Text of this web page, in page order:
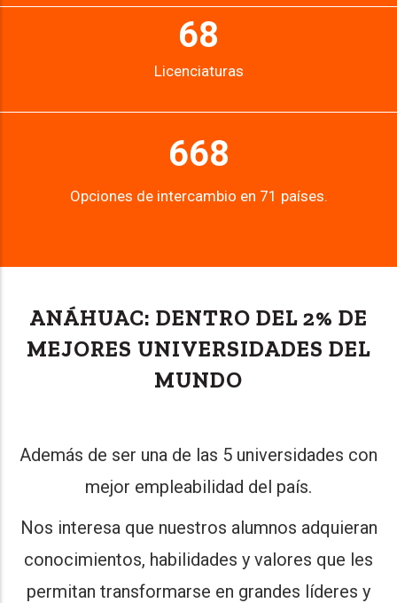
68
Licenciaturas
668
Opciones de intercambio en 71 países.
ANÁHUAC: DENTRO DEL 2% DE
MEJORES UNIVERSIDADES DEL
MUNDO
Además de ser una de las 5 universidades con
mejor empleabilidad del país.
Nos interesa que nuestros alumnos adquieran
conocimientos, habilidades y valores que les
permitan transformarse en grandes líderes y